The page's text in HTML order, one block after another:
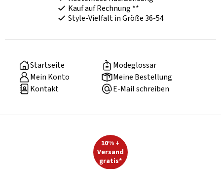
Kauf auf Rechnung **
Style-Vielfalt in Größe 36-54
Startseite
Modeglossar
Mein Konto
Meine Bestellung
Kontakt
E-Mail schreiben
10% +
Versand
gratis*